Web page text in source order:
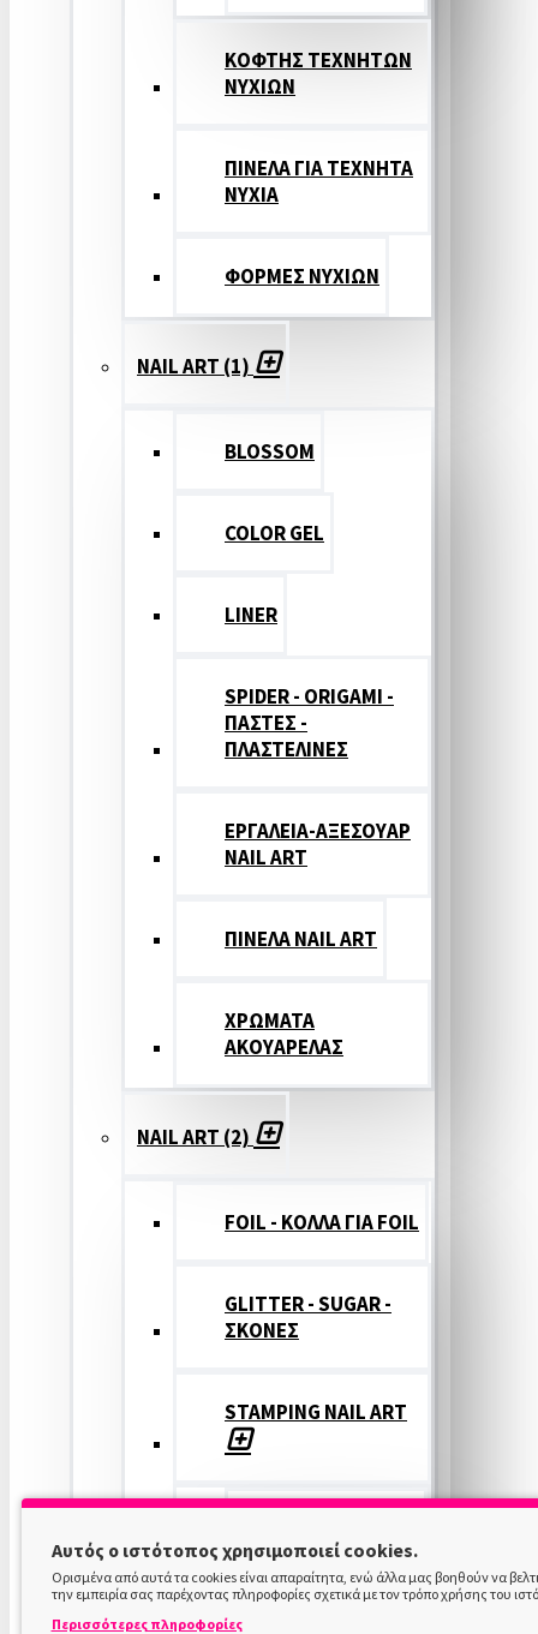
ΚΟΦΤΗΣ ΤΕΧΝΗΤΩΝ
ΝΥΧΙΩΝ
ΠΙΝΕΛΑ ΓΙΑ ΤΕΧΝΗΤΑ
ΝΥΧΙΑ
ΦΟΡΜΕΣ ΝΥΧΙΩΝ
NAIL ART (1)
BLOSSOM
COLOR GEL
LINER
SPIDER - ORIGAMI -
ΠΑΣΤΕΣ -
ΠΛΑΣΤΕΛΙΝΕΣ
ΕΡΓΑΛΕΙΑ-ΑΞΕΣΟΥΑΡ
NAIL ART
ΠΙΝΕΛΑ NAIL ART
ΧΡΩΜΑΤΑ
ΑΚΟΥΑΡΕΛΑΣ
NAIL ART (2)
FOIL - ΚΟΛΛΑ ΓΙΑ FOIL
GLITTER - SUGAR -
ΣΚΟΝΕΣ
STAMPING NAIL ART
COLOR
Αυτός ο ιστότοπος χρησιμοποιεί cookies.
Ορισμένα από αυτά τα cookies είναι απαραίτητα, ενώ άλλα μας βοηθούν να
την εμπειρία σας παρέχοντας πληροφορίες σχετικά με τον τρόπο χρήσης του
Περισσότερες πληροφορίες